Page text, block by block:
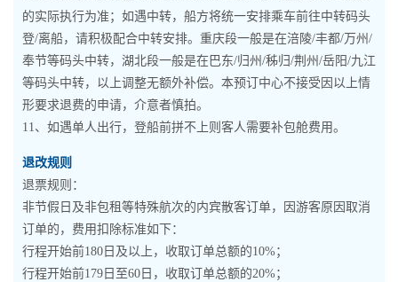
的实际执行为准；如遇中转，船方将统一安排乘车前往中转码头
登/离船，请积极配合中转安排。重庆段一般是在涪陵/丰都/万州/
奉节等码头中转，湖北段一般是在巴东/归州/秭归/荆州/岳阳/九江
等码头中转，以上调整无额外补偿。本预订中心不接受因以上情
形要求退费的申请，介意者慎拍。
11、如遇单人出行，登船前拼不上则客人需要补包舱费用。
退改规则
退票规则：
非节假日及非包租等特殊航次的内宾散客订单，因游客原因取消
订单的，费用扣除标准如下：
行程开始前180日及以上，收取订单总额的10%；
行程开始前179日至60日，收取订单总额的20%；